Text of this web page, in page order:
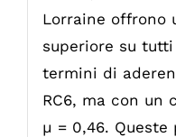
Lorraine offrono
superiore su
termini di
RC6, ma con
µ = 0,46. Queste